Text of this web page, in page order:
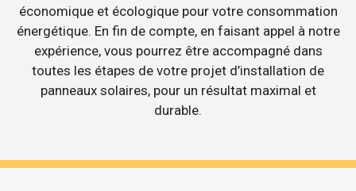
économique et écologique pour votre consommation
énergétique. En fin de compte, en faisant appel à notre
expérience, vous pourrez être accompagné dans
toutes les étapes de votre projet d’installation de
panneaux solaires, pour un résultat maximal et
durable.